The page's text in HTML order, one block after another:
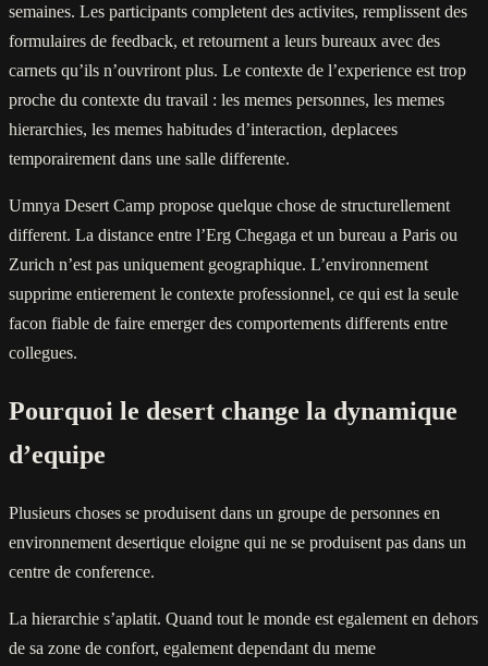
semaines. Les participants completent des activites, remplissent des
formulaires de feedback, et retournent a leurs bureaux avec des
carnets qu’ils n’ouvriront plus. Le contexte de l’experience est trop
proche du contexte du travail : les memes personnes, les memes
hierarchies, les memes habitudes d’interaction, deplacees
temporairement dans une salle differente.
Umnya Desert Camp propose quelque chose de structurellement
different. La distance entre l’Erg Chegaga et un bureau a Paris ou
Zurich n’est pas uniquement geographique. L’environnement
supprime entierement le contexte professionnel, ce qui est la seule
facon fiable de faire emerger des comportements differents entre
collegues.
Pourquoi le desert change la dynamique
d’equipe
Plusieurs choses se produisent dans un groupe de personnes en
environnement desertique eloigne qui ne se produisent pas dans un
centre de conference.
La hierarchie s’aplatit. Quand tout le monde est egalement en dehors
de sa zone de confort, egalement dependant du meme